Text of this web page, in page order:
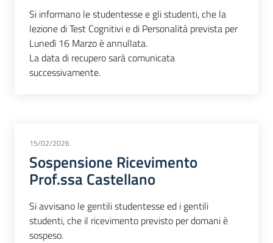
Si informano le studentesse e gli studenti, che la
lezione di Test Cognitivi e di Personalità prevista per
Lunedì 16 Marzo è annullata.
La data di recupero sarà comunicata
successivamente.
15/02/2026
Sospensione Ricevimento
Prof.ssa Castellano
Si avvisano le gentili studentesse ed i gentili
studenti, che il ricevimento previsto per domani è
sospeso.